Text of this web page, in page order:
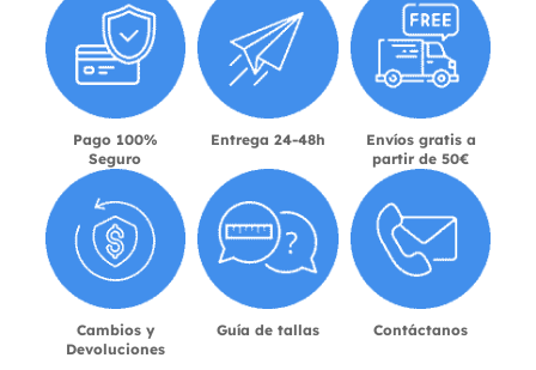
Pago 100%
Seguro
Entrega 24-48h
Envíos gratis a
partir de 50€
Cambios y
Devoluciones
Guía de tallas Contáctanos